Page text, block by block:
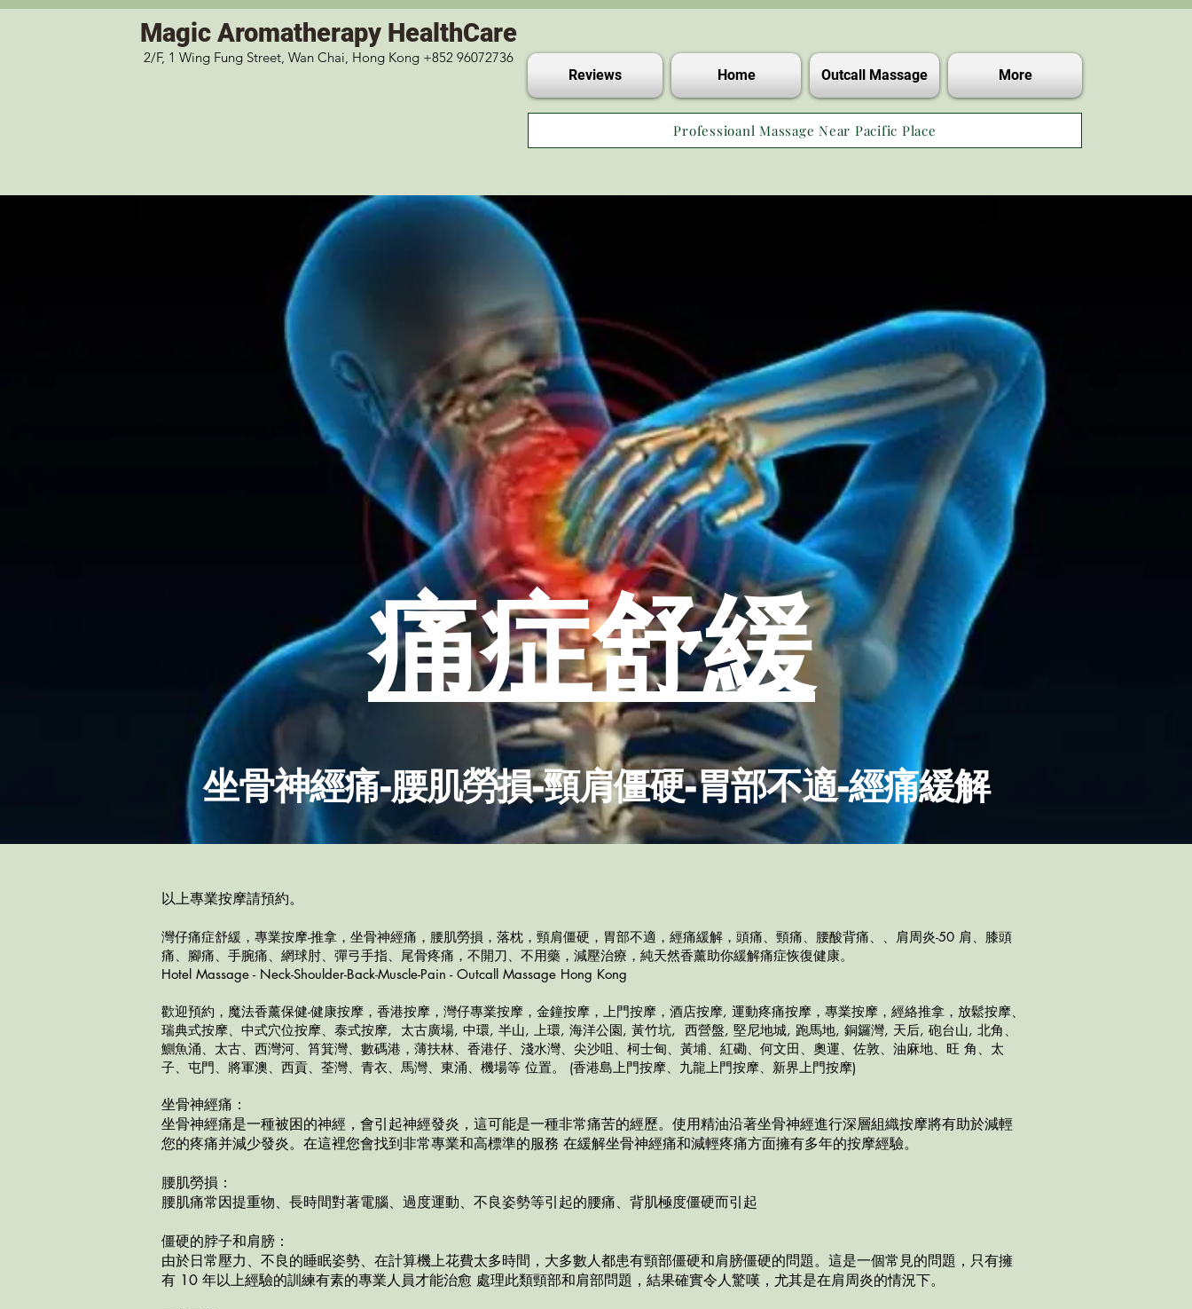
Magic Aromatherapy HealthCare
2/F, 1 Wing Fung Street, Wan Chai, Hong Kong +852 96072736
Reviews
Home Outcall Massage More
Professioanl Massage Near Pacific Place
痛症舒緩
坐骨神經痛-腰肌勞損-頸肩僵硬-胃部不適-經痛緩解
以上專業按摩請預約。
灣仔痛症舒緩，​專業按摩-推拿，坐骨神經痛，腰肌勞損，落枕，頸肩僵硬，胃部不適，經痛緩解，頭痛、頸痛、腰酸背痛、、肩周炎-50 肩、膝頭
痛、腳痛、手腕痛、網球肘、彈弓手指、尾骨疼痛，不開刀、不用藥，減壓治療，純天然香薰助你緩解痛症恢復健康。
Hotel Massage - Neck-Shoulder-Back-Muscle-Pain - Outcall Massage Hong Kong
歡迎預約，魔法香薰保健-健康按摩，香港按摩，灣仔專業按摩，金鐘按摩，上門按摩，酒店按摩, 運動疼痛按摩，專業按摩，經絡推拿，放鬆按摩、
瑞典式按摩、中式穴位按摩、泰式按摩, 太古廣場, 中環, 半山, 上環, 海洋公園, 黃竹坑, 西營盤, 堅尼地城, 跑馬地, 銅鑼灣, 天后, 砲台山, 北角、
鰂魚涌、太古、西灣河、筲箕灣、數碼港，薄扶林、香港仔、淺水灣、尖沙咀、柯士甸、黃埔、紅磡、何文田、奧運、佐敦、油麻地、旺 角、太
子、屯門、將軍澳、西貢、荃灣、青衣、馬灣、東涌、機場等 位置。 (香港島上門按摩、九龍上門按摩、新界上門按摩)
坐骨神經痛：
坐骨神經痛是一種被困的神經，會引起神經發炎，這可能是一種非常痛苦的經歷。使用精油沿著坐骨神經進行深層組織按摩將有助於減輕
您的疼痛并減少發炎。在這裡您會找到非常專業和高標準的服務 在緩解坐骨神經痛和減輕疼痛方面擁有多年的按摩經驗。
腰肌勞損：
腰肌痛常因提重物、長時間對著電腦、過度運動、不良姿勢等引起的腰痛、背肌極度僵硬而引起
僵硬的脖子和肩膀：
由於日常壓力、不良的睡眠姿勢、在計算機上花費太多時間，大多數人都患有頸部僵硬和肩膀僵硬的問題。這是一個常見的問題，只有擁
有 10 年以上經驗的訓練有素的專業人員才能治愈 處理此類頸部和肩部問題，結果確實令人驚嘆，尤其是在肩周炎的情況下。